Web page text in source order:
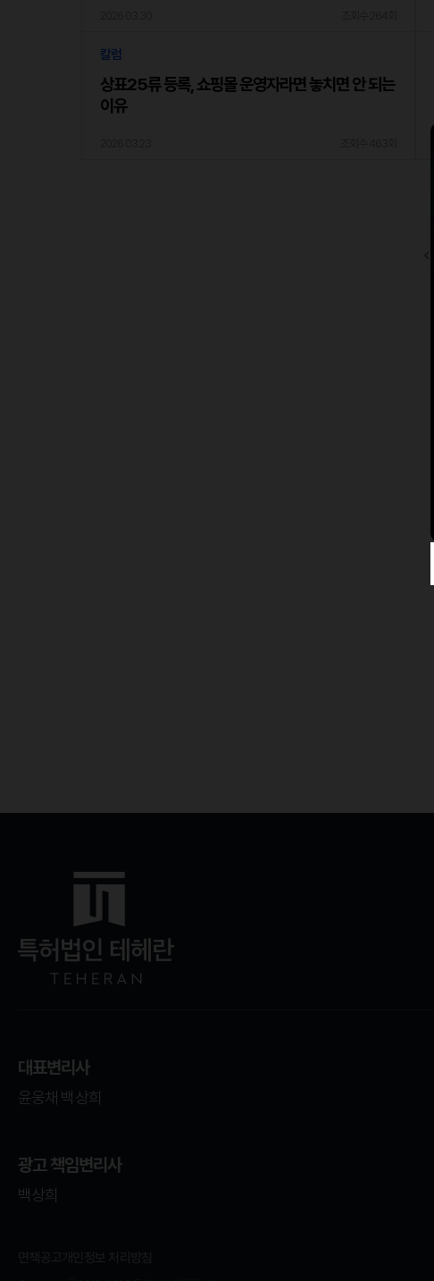
칼럼
상표25류 등록, 쇼핑몰 운영자라면 놓치면 안 되는
이유
대표변리사
윤웅채 백상희
광고 책임변리사
백상희